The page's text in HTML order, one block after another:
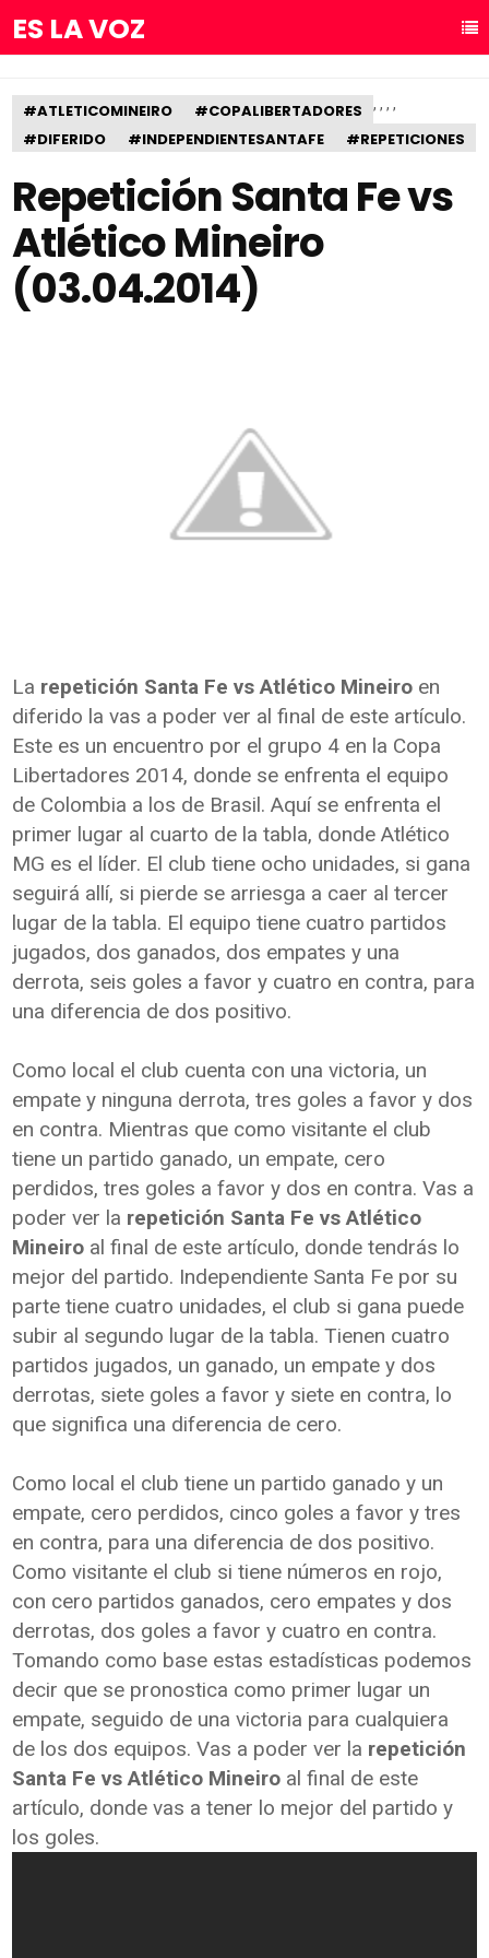
ES LA VOZ
#ATLETICOMINEIRO ,
#COPALIBERTADORES ,
#DIFERIDO
,
#INDEPENDIENTESANTAFE
,
#REPETICIONES
Repetición Santa Fe vs
Atlético Mineiro
(03.04.2014)
La repetición Santa Fe vs Atlético Mineiro en
diferido la vas a poder ver al final de este artículo.
Este es un encuentro por el grupo 4 en la Copa
Libertadores 2014, donde se enfrenta el equipo
de Colombia a los de Brasil. Aquí se enfrenta el
primer lugar al cuarto de la tabla, donde Atlético
MG es el líder. El club tiene ocho unidades, si gana
seguirá allí, si pierde se arriesga a caer al tercer
lugar de la tabla. El equipo tiene cuatro partidos
jugados, dos ganados, dos empates y una
derrota, seis goles a favor y cuatro en contra, para
una diferencia de dos positivo.
Como local el club cuenta con una victoria, un
empate y ninguna derrota, tres goles a favor y dos
en contra. Mientras que como visitante el club
tiene un partido ganado, un empate, cero
perdidos, tres goles a favor y dos en contra. Vas a
poder ver la repetición Santa Fe vs Atlético
Mineiro al final de este artículo, donde tendrás lo
mejor del partido. Independiente Santa Fe por su
parte tiene cuatro unidades, el club si gana puede
subir al segundo lugar de la tabla. Tienen cuatro
partidos jugados, un ganado, un empate y dos
derrotas, siete goles a favor y siete en contra, lo
que significa una diferencia de cero.
Como local el club tiene un partido ganado y un
empate, cero perdidos, cinco goles a favor y tres
en contra, para una diferencia de dos positivo.
Como visitante el club si tiene números en rojo,
con cero partidos ganados, cero empates y dos
derrotas, dos goles a favor y cuatro en contra.
Tomando como base estas estadísticas podemos
decir que se pronostica como primer lugar un
empate, seguido de una victoria para cualquiera
de los dos equipos. Vas a poder ver la repetición
Santa Fe vs Atlético Mineiro al final de este
artículo, donde vas a tener lo mejor del partido y
los goles.